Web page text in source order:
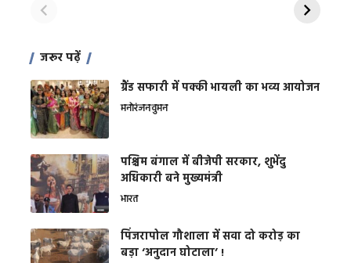
जरूर पढ़ें
ग्रैंड सफारी में पक्की भायली का भव्य आयोजन
मनोरंजनवुमन
पश्चिम बंगाल में बीजेपी सरकार, शुभेंदु
अधिकारी बने मुख्यमंत्री
भारत
​पिंजरापोल गौशाला में सवा दो करोड़ का
बड़ा ‘अनुदान घोटाला’ !